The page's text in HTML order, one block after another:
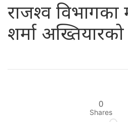
राजश्व विभागका
शर्मा
0
Shares